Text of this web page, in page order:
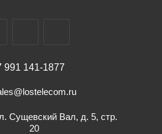
991 141-1877
Сущевский Вал, д. 5, стр.
20